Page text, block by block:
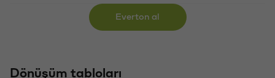
Everton al
Dönüşüm tabloları